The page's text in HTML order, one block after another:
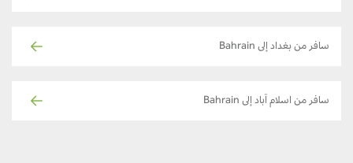
سافر من بغداد إلى Bahrain
سافر من اسلام آباد إلى Bahrain